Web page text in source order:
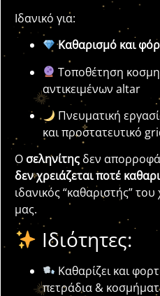
Ιδανικό για:
Καθαρισμό και
Τοποθέτηση
αντικειμένων altar
Πνευματική
και προστατευτικό
Ο σεληνίτης δεν απορροφά
δεν χρειάζεται ποτέ
ιδανικός “καθαριστής”
μας.
Ιδιότητες:
Καθαρίζει και
πετράδια &